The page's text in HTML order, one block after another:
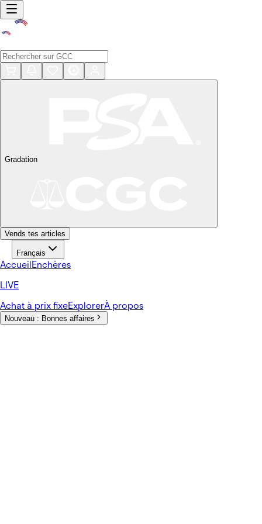
Gradation
Vends tes articles
Français
AccueilEnchères
LIVE
Achat à prix fixeExplorerÀ propos
Nouveau : Bonnes affaires